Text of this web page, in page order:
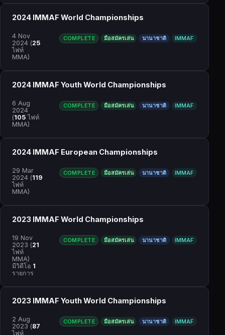
4 Nov
2024 (25
ไฟท์
MMA)
2024 IMMAF World Championships
COMPLETE มือสมัครเล่น นานาชาติ IMMAF
6 Aug
2024
(105 ไฟท์
MMA)
2024 IMMAF Youth World Championships
COMPLETE มือสมัครเล่น นานาชาติ IMMAF
29 Mar
2024 (119
ไฟท์
MMA)
2024 IMMAF European Championships
COMPLETE มือสมัครเล่น นานาชาติ IMMAF
19 Nov
2023 (21
ไฟท์
MMA)
มีวิดีโอ 1
รายการ
2023 IMMAF World Championships
COMPLETE มือสมัครเล่น นานาชาติ IMMAF
2 Aug
2023 (87
ไฟท์
2023 IMMAF Youth World Championships
COMPLETE มือสมัครเล่น นานาชาติ IMMAF